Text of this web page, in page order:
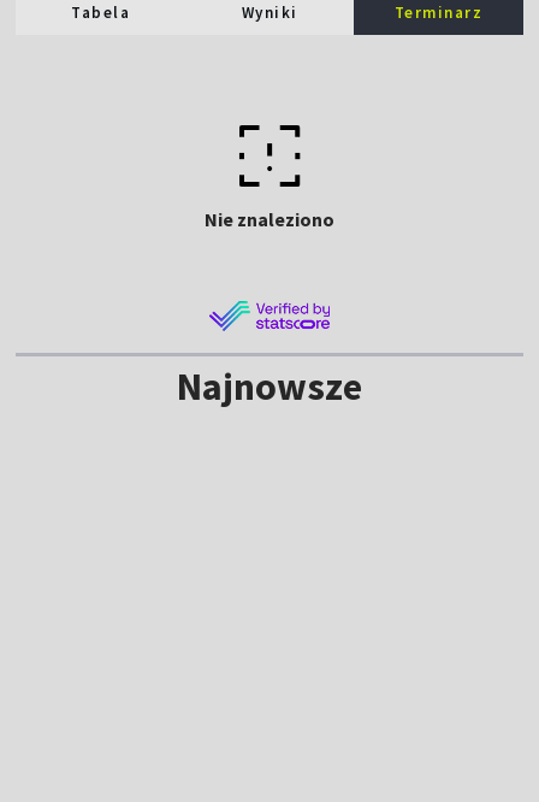
Tabela Wyniki Terminarz
Nie znaleziono
Najnowsze